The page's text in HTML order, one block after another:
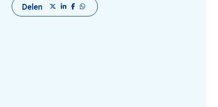
Delen